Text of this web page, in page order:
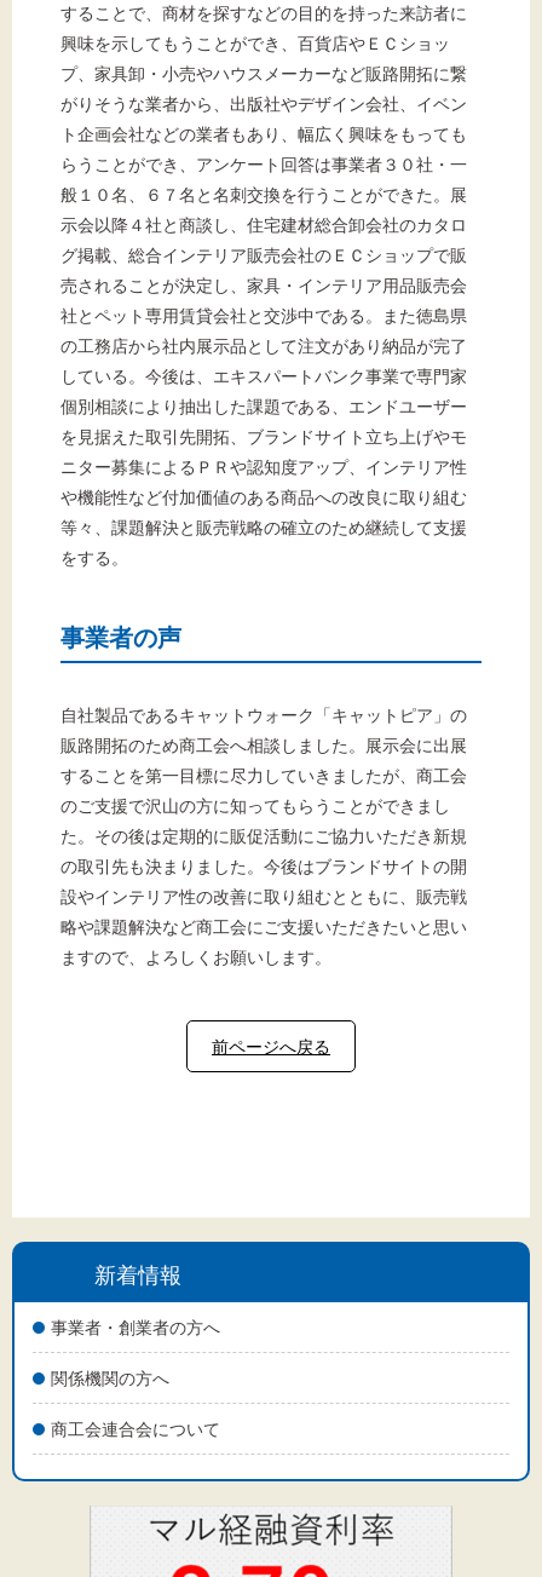
新着情報
事業者・創業者の方へ
関係機関の方へ
商工会連合会について
することで、商材を探すなどの目的を持った来訪者に
興味を示してもうことができ、百貨店やＥＣショッ
プ、家具卸・小売やハウスメーカーなど販路開拓に繋
がりそうな業者から、出版社やデザイン会社、イベン
ト企画会社などの業者もあり、幅広く興味をもっても
らうことができ、アンケート回答は事業者３０社・一
般１０名、６７名と名刺交換を行うことができた。展
示会以降４社と商談し、住宅建材総合卸会社のカタロ
グ掲載、総合インテリア販売会社のＥＣショップで販
売されることが決定し、家具・インテリア用品販売会
社とペット専用賃貸会社と交渉中である。また徳島県
の工務店から社内展示品として注文があり納品が完了
している。今後は、エキスパートバンク事業で専門家
個別相談により抽出した課題である、エンドユーザー
を見据えた取引先開拓、ブランドサイト立ち上げやモ
ニター募集によるＰＲや認知度アップ、インテリア性
や機能性など付加価値のある商品への改良に取り組む
等々、課題解決と販売戦略の確立のため継続して支援
をする。
事業者の声
自社製品であるキャットウォーク「キャットピア」の
販路開拓のため商工会へ相談しました。展示会に出展
することを第一目標に尽力していきましたが、商工会
のご支援で沢山の方に知ってもらうことができまし
た。その後は定期的に販促活動にご協力いただき新規
の取引先も決まりました。今後はブランドサイトの開
設やインテリア性の改善に取り組むとともに、販売戦
略や課題解決など商工会にご支援いただきたいと思い
ますので、よろしくお願いします。
前ページへ戻る